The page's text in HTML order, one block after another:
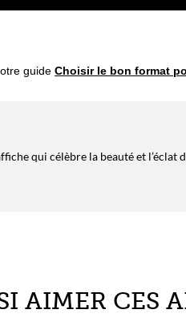
guideChoisir le bon format
qui célèbre la beauté et l’éclat
AIMER CES